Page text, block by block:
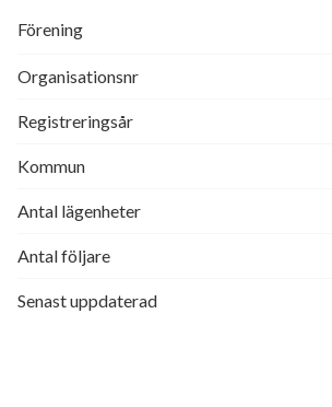
Förening
Organisationsnr
Registreringsår
Kommun
Antal lägenheter
Antal följare
Senast uppdaterad